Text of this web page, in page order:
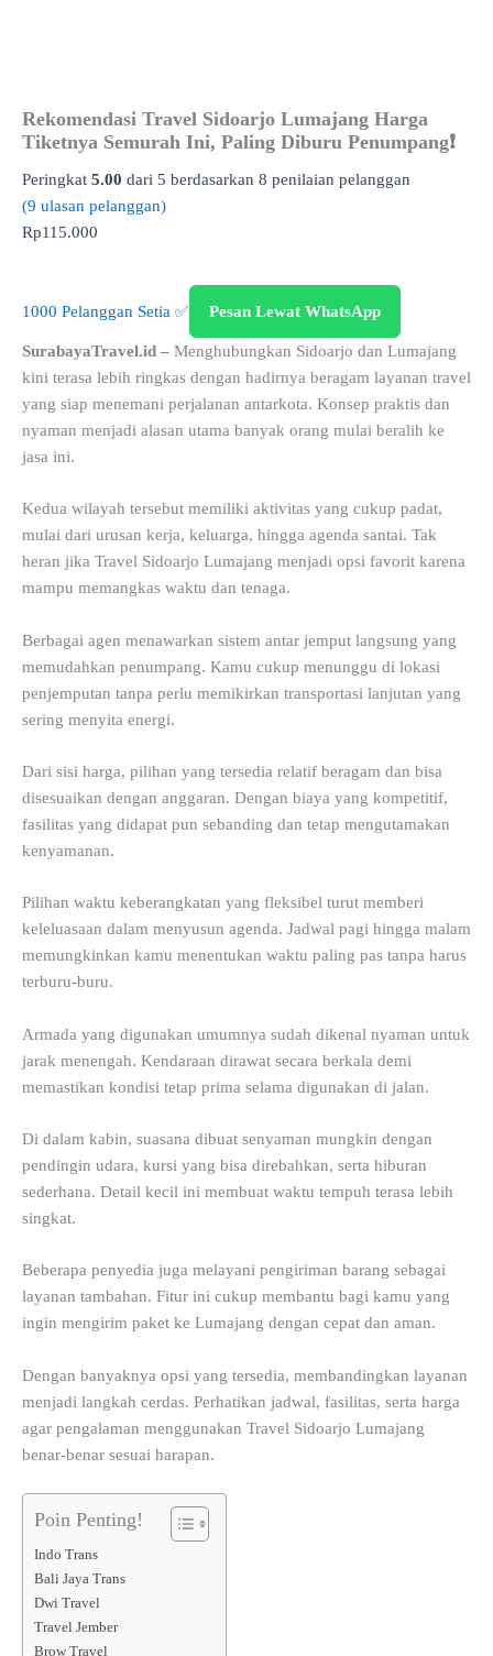
Rekomendasi Travel Sidoarjo Lumajang Harga
Tiketnya Semurah Ini, Paling Diburu Penumpang❗
Peringkat 5.00 dari 5 berdasarkan 8 penilaian pelanggan
(9 ulasan pelanggan)
Rp115.000
1000 Pelanggan Setia ✅ Pesan Lewat WhatsApp
SurabayaTravel.id – Menghubungkan Sidoarjo dan Lumajang
kini terasa lebih ringkas dengan hadirnya beragam layanan travel
yang siap menemani perjalanan antarkota. Konsep praktis dan
nyaman menjadi alasan utama banyak orang mulai beralih ke
jasa ini.
Kedua wilayah tersebut memiliki aktivitas yang cukup padat,
mulai dari urusan kerja, keluarga, hingga agenda santai. Tak
heran jika Travel Sidoarjo Lumajang menjadi opsi favorit karena
mampu memangkas waktu dan tenaga.
Berbagai agen menawarkan sistem antar jemput langsung yang
memudahkan penumpang. Kamu cukup menunggu di lokasi
penjemputan tanpa perlu memikirkan transportasi lanjutan yang
sering menyita energi.
Dari sisi harga, pilihan yang tersedia relatif beragam dan bisa
disesuaikan dengan anggaran. Dengan biaya yang kompetitif,
fasilitas yang didapat pun sebanding dan tetap mengutamakan
kenyamanan.
Pilihan waktu keberangkatan yang fleksibel turut memberi
keleluasaan dalam menyusun agenda. Jadwal pagi hingga malam
memungkinkan kamu menentukan waktu paling pas tanpa harus
terburu-buru.
Armada yang digunakan umumnya sudah dikenal nyaman untuk
jarak menengah. Kendaraan dirawat secara berkala demi
memastikan kondisi tetap prima selama digunakan di jalan.
Di dalam kabin, suasana dibuat senyaman mungkin dengan
pendingin udara, kursi yang bisa direbahkan, serta hiburan
sederhana. Detail kecil ini membuat waktu tempuh terasa lebih
singkat.
Beberapa penyedia juga melayani pengiriman barang sebagai
layanan tambahan. Fitur ini cukup membantu bagi kamu yang
ingin mengirim paket ke Lumajang dengan cepat dan aman.
Dengan banyaknya opsi yang tersedia, membandingkan layanan
menjadi langkah cerdas. Perhatikan jadwal, fasilitas, serta harga
agar pengalaman menggunakan Travel Sidoarjo Lumajang
benar-benar sesuai harapan.
Poin Penting!
Indo Trans
Bali Jaya Trans
Dwi Travel
Travel Jember
Brow Travel